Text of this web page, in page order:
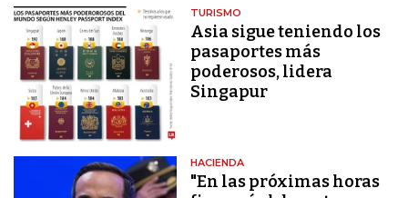
TURISMO
Asia sigue teniendo los
pasaportes más
poderosos, lidera
Singapur
HACIENDA
"En las próximas horas